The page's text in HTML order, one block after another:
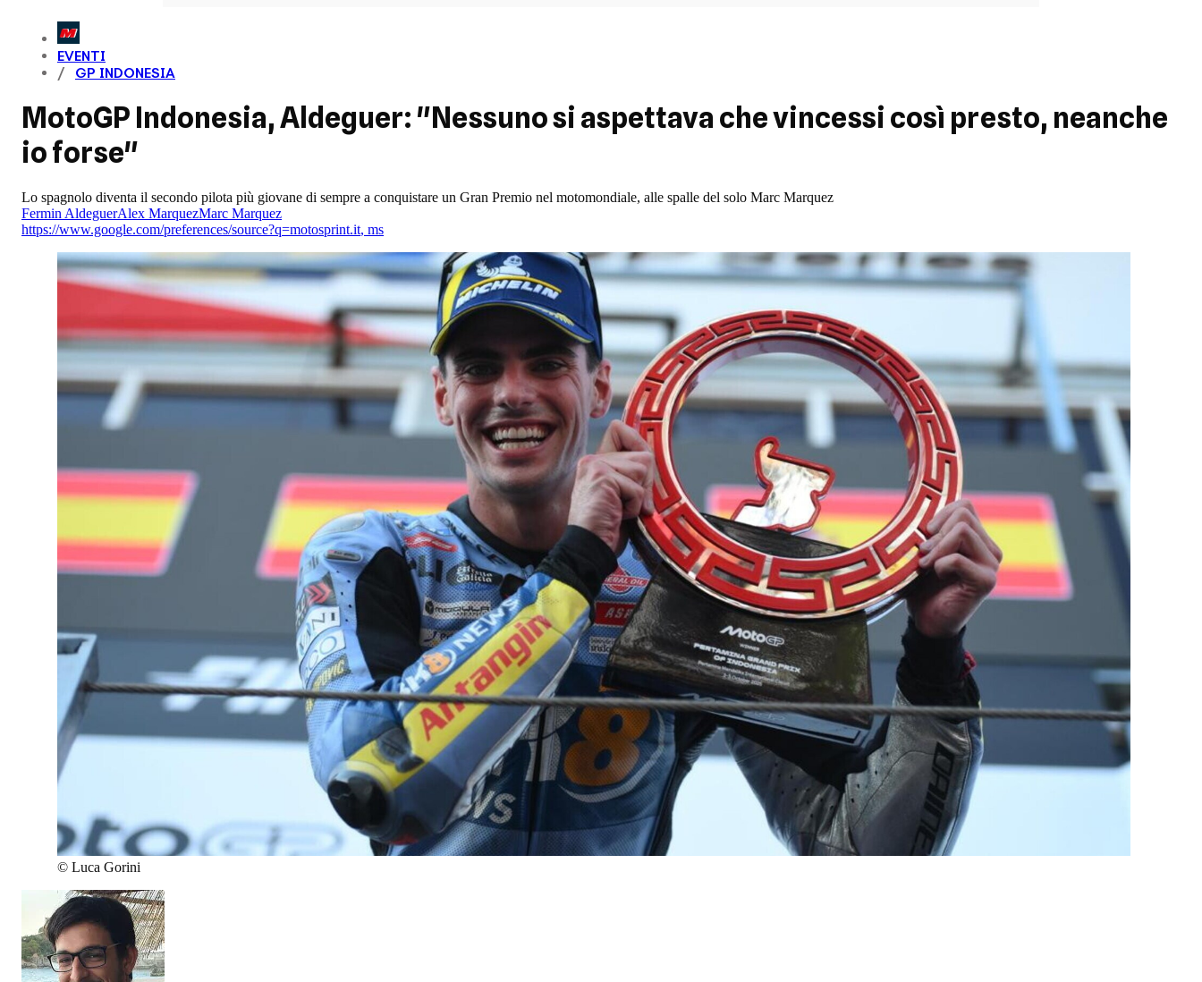
EVENTI
GP INDONESIA
MotoGP Indonesia, Aldeguer: "Nessuno si aspettava che vincessi così presto, neanche
io forse"
Lo spagnolo diventa il secondo pilota più giovane di sempre a conquistare un Gran Premio nel motomondiale, alle spalle del solo Marc Marquez
Fermin AldeguerAlex MarquezMarc Marquez
https://www.google.com/preferences/source?q=motosprint.it, ms
© Luca Gorini